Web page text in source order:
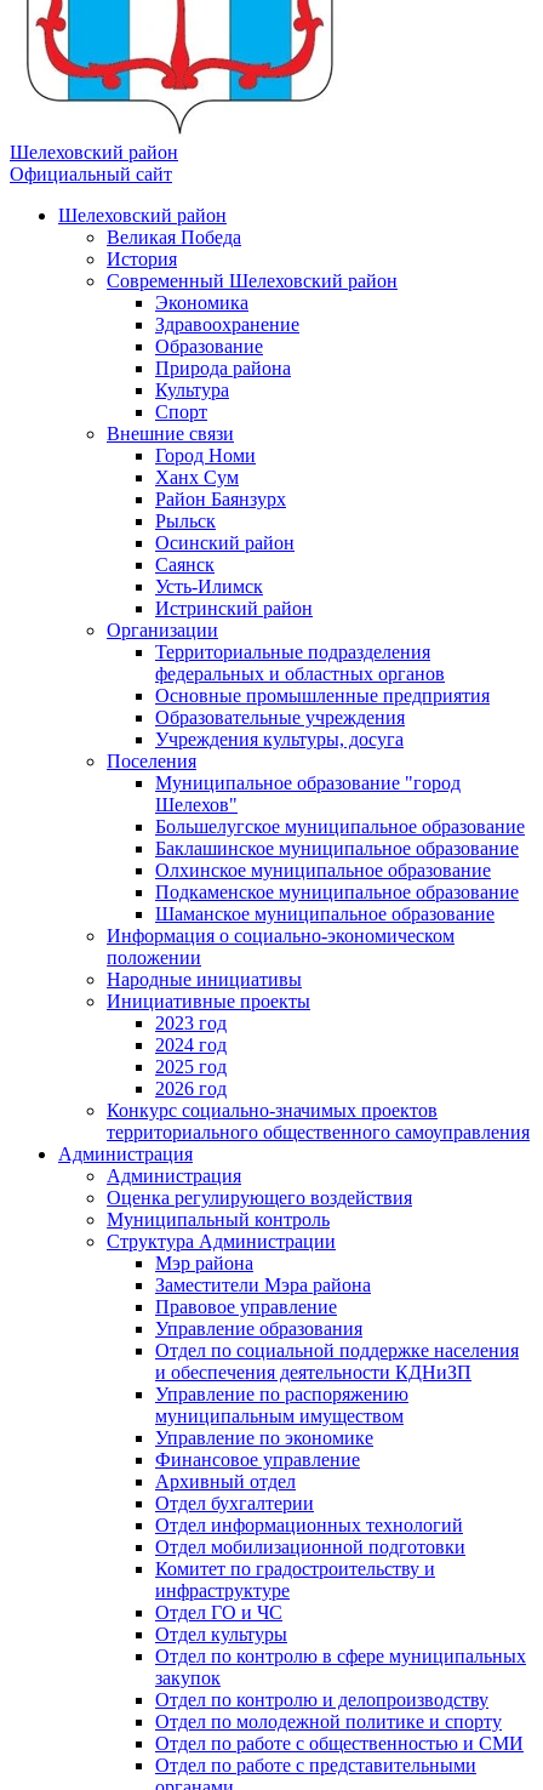
Шелеховский район
Официальный сайт
Шелеховский район
Великая Победа
История
Современный Шелеховский район
Экономика
Здравоохранение
Образование
Природа района
Культура
Спорт
Внешние связи
Город Номи
Ханх Сум
Район Баянзурх
Рыльск
Осинский район
Саянск
Усть-Илимск
Истринский район
Организации
Территориальные подразделения
федеральных и областных органов
Основные промышленные предприятия
Образовательные учреждения
Учреждения культуры, досуга
Поселения
Муниципальное образование "город
Шелехов"
Большелугское муниципальное образование
Баклашинское муниципальное образование
Олхинское муниципальное образование
Подкаменское муниципальное образование
Шаманское муниципальное образование
Информация о социально-экономическом
положении
Народные инициативы
Инициативные проекты
2023 год
2024 год
2025 год
2026 год
Конкурс социально-значимых проектов
территориального общественного самоуправления
Администрация
Администрация
Оценка регулирующего воздействия
Муниципальный контроль
Структура Администрации
Мэр района
Заместители Мэра района
Правовое управление
Управление образования
Отдел по социальной поддержке населения
и обеспечения деятельности КДНиЗП
Управление по распоряжению
муниципальным имуществом
Управление по экономике
Финансовое управление
Архивный отдел
Отдел бухгалтерии
Отдел информационных технологий
Отдел мобилизационной подготовки
Комитет по градостроительству и
инфраструктуре
Отдел ГО и ЧС
Отдел культуры
Отдел по контролю в сфере муниципальных
закупок
Отдел по контролю и делопроизводству
Отдел по молодежной политике и спорту
Отдел по работе с общественностью и СМИ
Отдел по работе с представительными